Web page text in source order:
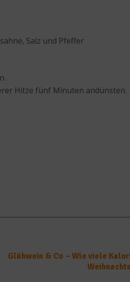
Salz und Pfeffer
Hitze fünf Minuten andünsten.
Glühwein & Co – Wie viele